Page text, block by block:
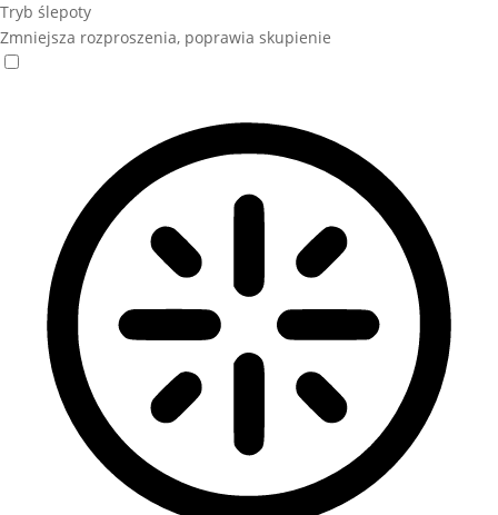
Tryb ślepoty
Zmniejsza rozproszenia, poprawia skupienie